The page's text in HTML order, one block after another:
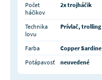
Počet
háčikov
2x trojháčik
Technika
lovu
Prívlač, trolling
Farba Copper Sardine
Potápavosť
neuvedené